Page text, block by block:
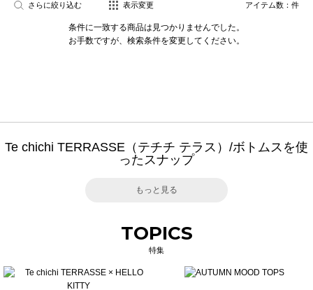
さらに絞り込む 表示変更 アイテム数： 件
条件に一致する商品は見つかりませんでした。
お手数ですが、検索条件を変更してください。
Te chichi TERRASSE（テチチ テラス）/ボトムスを使
ったスナップ
もっと見る
TOPICS
特集